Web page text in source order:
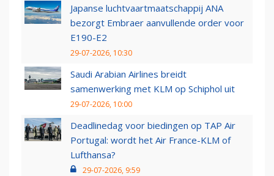
Japanse luchtvaartmaatschappij ANA
bezorgt Embraer aanvullende order voor
E190-E2
29-07-2026, 10:30
Saudi Arabian Airlines breidt
samenwerking met KLM op Schiphol uit
29-07-2026, 10:00
Deadlinedag voor biedingen op TAP Air
Portugal: wordt het Air France-KLM of
Lufthansa?
29-07-2026, 9:59